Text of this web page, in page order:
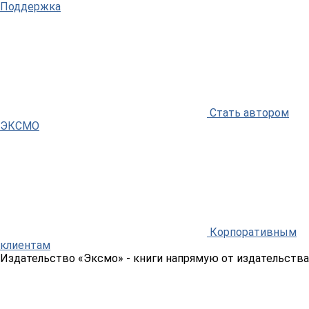
Поддержка
Стать автором
ЭКСМО
Корпоративным
клиентам
Издательство «Эксмо» - книги напрямую от издательства